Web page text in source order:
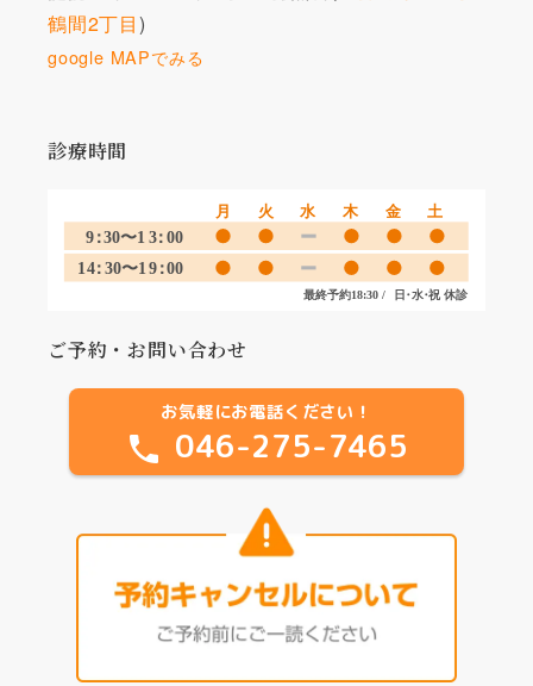
鶴間2丁目)
google MAPでみる
診療時間
ご予約・お問い合わせ
お気軽にお電話ください！
phone 046-275-7465